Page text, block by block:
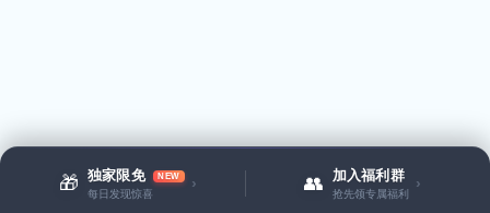
🎁 独家限免 NEW
每日发现惊喜
› 👥 加入福利群
抢先领专属福利
›